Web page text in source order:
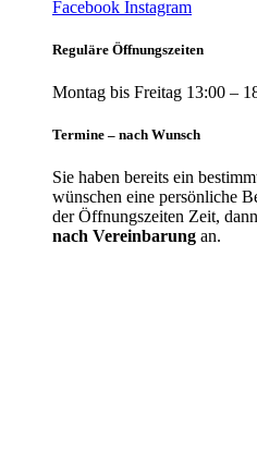
Facebook Instagram
Reguläre Öffnungszeiten
Montag bis Freitag 13:00 –
Termine – nach Wunsch
Sie haben bereits ein
wünschen eine persönliche
der Öffnungszeiten Zeit,
nach Vereinbarung an.